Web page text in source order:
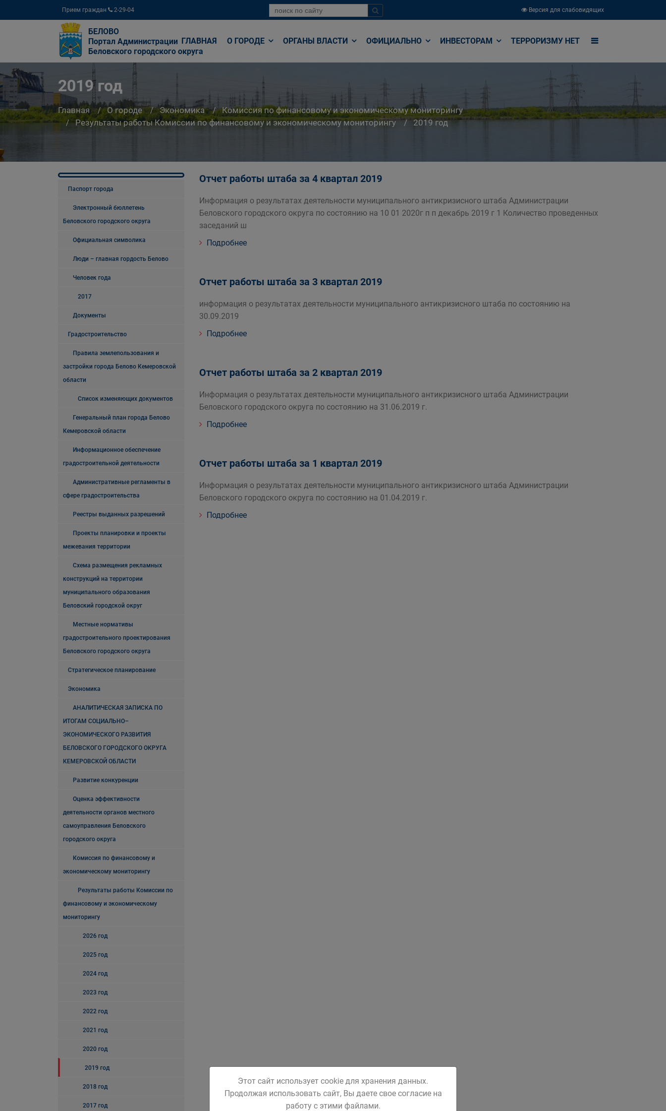
Прием граждан 2-29-04 Версия для слабовидящих
БЕЛОВО
Портал Администрации
Беловского городского округа
ГЛАВНАЯ О ГОРОДЕ ОРГАНЫ ВЛАСТИ ОФИЦИАЛЬНО ИНВЕСТОРАМ ТЕРРОРИЗМУ НЕТ
2019 год
Главная О городе Экономика
Комиссия по финансовому и экономическому мониторингу
Результаты работы Комиссии по финансовому и экономическому мониторингу
2019 год
Паспорт города
Электронный бюллетень
Беловского городского округа
Официальная символика
Люди – главная гордость Белово
Человек года
2017
Документы
Градостроительство
Правила землепользования и
застройки города Белово Кемеровской
области
Список изменяющих документов
Генеральный план города Белово
Кемеровской области
Информационное обеспечение
градостроительной деятельности
Административные регламенты в
сфере градостроительства
Реестры выданных разрешений
Проекты планировки и проекты
межевания территории
Схема размещения рекламных
конструкций на территории
муниципального образования
Беловский городской округ
Местные нормативы
градостроительного проектирования
Беловского городского округа
Стратегическое планирование
Экономика
АНАЛИТИЧЕСКАЯ ЗАПИСКА ПО
ИТОГАМ СОЦИАЛЬНО–
ЭКОНОМИЧЕСКОГО РАЗВИТИЯ
БЕЛОВСКОГО ГОРОДСКОГО ОКРУГА
КЕМЕРОВСКОЙ ОБЛАСТИ
Развитие конкуренции
Оценка эффективности
деятельности органов местного
самоуправления Беловского
городского округа
Комиссия по финансовому и
экономическому мониторингу
Результаты работы Комиссии по
финансовому и экономическому
мониторингу
2026 год
2025 год
2024 год
2023 год
2022 год
2021 год
2020 год
2019 год
2018 год
2017 год
Отчет работы штаба за 4 квартал 2019
Информация о результатах деятельности муниципального антикризисного штаба Администрации
Беловского городского округа по состоянию на 10 01 2020г п п декабрь 2019 г 1 Количество проведенных
заседаний ш
Подробнее
Отчет работы штаба за 3 квартал 2019
информация о результатах деятельности муниципального антикризисного штаба по состоянию на
30.09.2019
Подробнее
Отчет работы штаба за 2 квартал 2019
Информация о результатах деятельности муниципального антикризисного штаба Администрации
Беловского городского округа по состоянию на 31.06.2019 г.
Подробнее
Отчет работы штаба за 1 квартал 2019
Информация о результатах деятельности муниципального антикризисного штаба Администрации
Беловского городского округа по состоянию на 01.04.2019 г.
Подробнее
Этот сайт использует cookie для хранения данных.
Продолжая использовать сайт, Вы даете свое согласие на
работу с этими файлами.